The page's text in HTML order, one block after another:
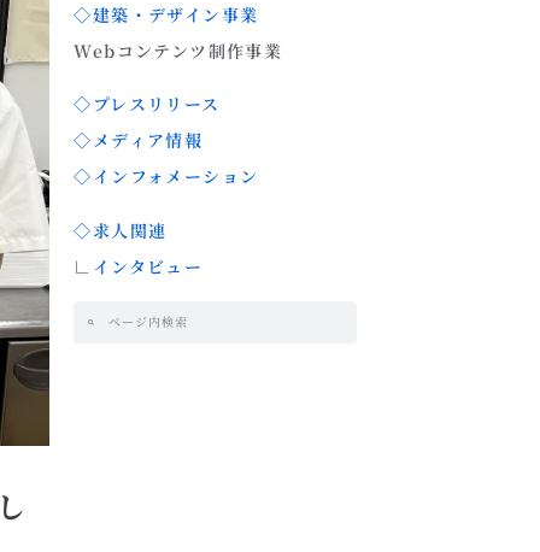
◇建築・デザイン事業
Webコンテンツ制作事業
◇プレスリリース
◇メディア情報
◇インフォメーション
◇求人関連
∟ インタビュー